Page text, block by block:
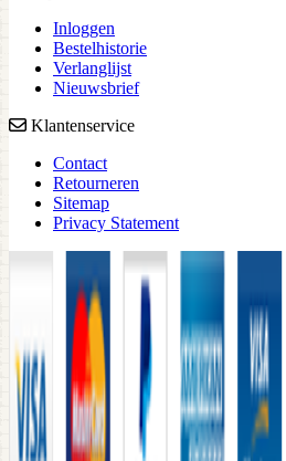
Inloggen
Bestelhistorie
Verlanglijst
Nieuwsbrief
Klantenservice
Contact
Retourneren
Sitemap
Privacy Statement